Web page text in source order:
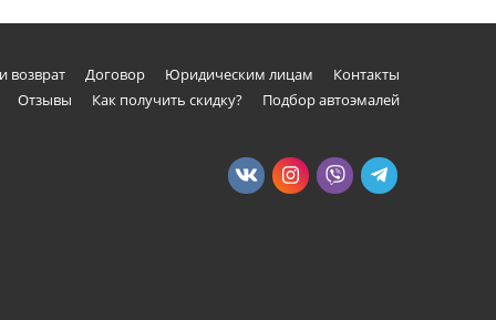
возврат Договор Юридическим лицам
Контакты
Отзывы Как получить скидку? Подбор автоэмалей